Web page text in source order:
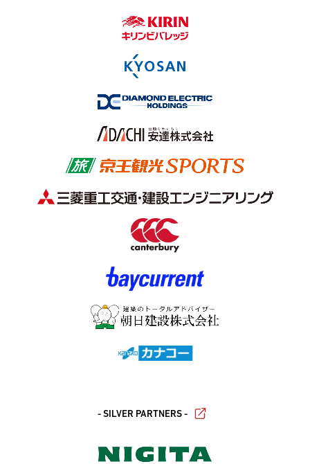
- SILVER PARTNERS -